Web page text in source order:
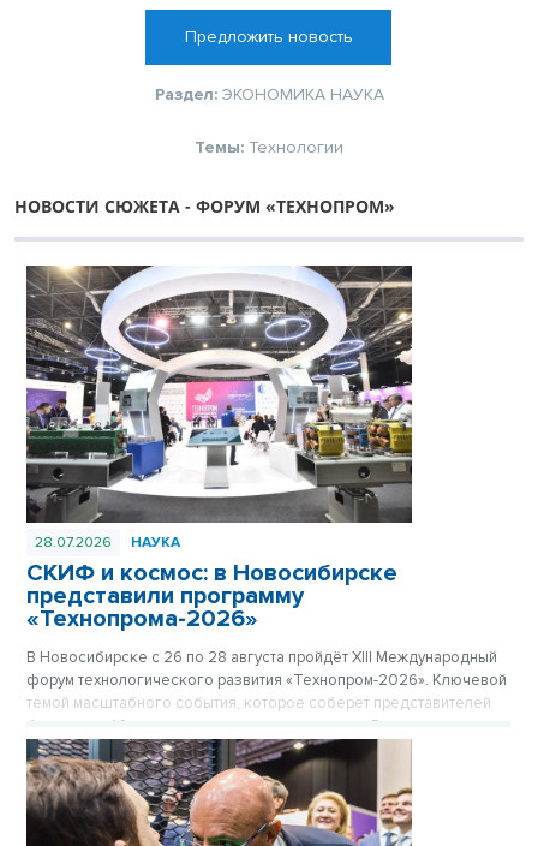
Предложить новость
Раздел: ЭКОНОМИКА НАУКА
Темы: Технологии
НОВОСТИ СЮЖЕТА - ФОРУМ «ТЕХНОПРОМ»
28.07.2026 НАУКА
СКИФ и космос: в Новосибирске
представили программу
«Технопрома-2026»
В Новосибирске с 26 по 28 августа пройдёт ХIII Международный
форум технологического развития «Технопром-2026». Ключевой
темой масштабного события, которое соберёт представителей
более чем 40 стран мира и десятков регионов России, станет
мегасайенс-проект «Сибирский кольцевой источник фотонов»
(СКИФ) и его роль в достижении технологического лидерства
страны.